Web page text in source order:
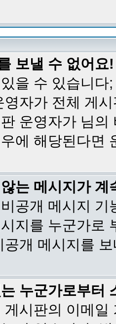
보낼 수 없어요!
을 수 있습니
영자가 전체 게
운영자가 님
에 해당된다면
는 메시지가 계
공개 메시지
지를 누군가로
공개 메시지를
누군가로부터
게시판의 이메